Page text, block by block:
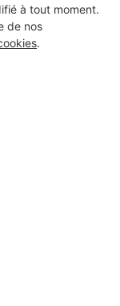
à tout moment.
de nos
.